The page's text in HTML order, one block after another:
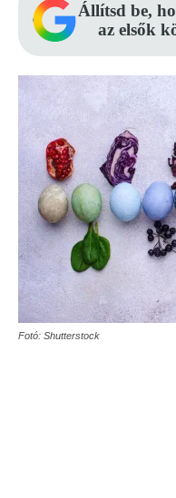
Állítsd be,
az elsők
Fotó: Shutterstock